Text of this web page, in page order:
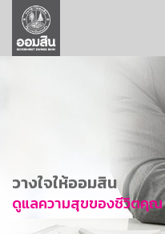
ลูกค้าธุรกิจ
ลูกค้าผู้ประกอบรายย่อย
การพัฒนาที่ยั่งยืน
ข่าวสาร
บริการทางการเงิน
วางใจให้ออมสิน
ดูแลความสุขของชีวิตคุณ